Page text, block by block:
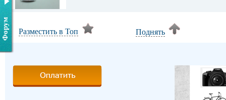
Форум Разместить в Топ Поднять